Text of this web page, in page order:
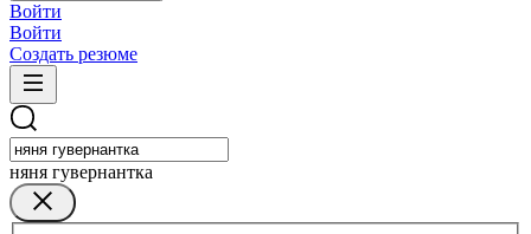
Войти
Войти
Создать резюме
няня гувернантка